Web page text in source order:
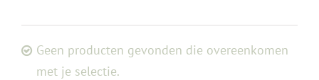
Geen producten gevonden die overeenkomen
met je selectie.